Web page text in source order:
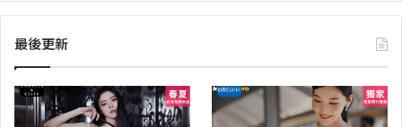
最後更新